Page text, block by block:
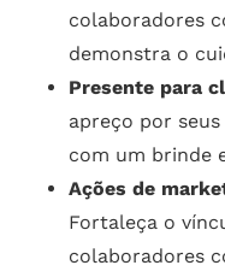
colaboradores
demonstra o
Presente para
apreço por
com um brinde
Ações de
Fortaleça o
colaboradores